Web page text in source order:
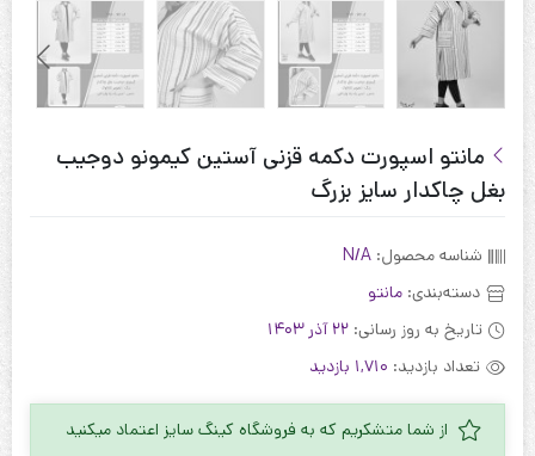
مانتو اسپورت دکمه قزنی آستین کیمونو دوجیب
بغل چاکدار سایز بزرگ
شناسه محصول: N/A
دسته‌بندی: مانتو
تاریخ به روز رسانی: 22 آذر 1403
تعداد بازدید: 1,710 بازدید
از شما متشکریم که به فروشگاه کینگ سایز اعتماد میکنید